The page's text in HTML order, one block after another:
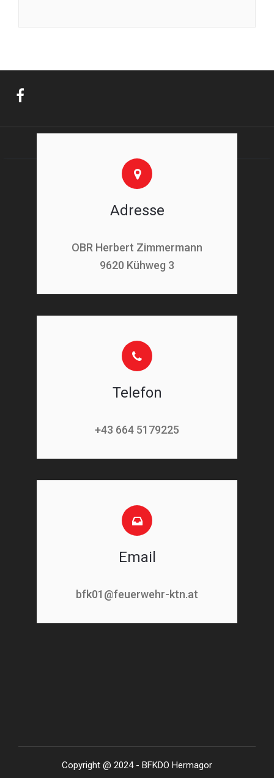
Adresse
OBR Herbert Zimmermann
9620 Kühweg 3
Telefon
+43 664 5179225
Email
bfk01@feuerwehr-ktn.at
Copyright @ 2024 - BFKDO Hermagor